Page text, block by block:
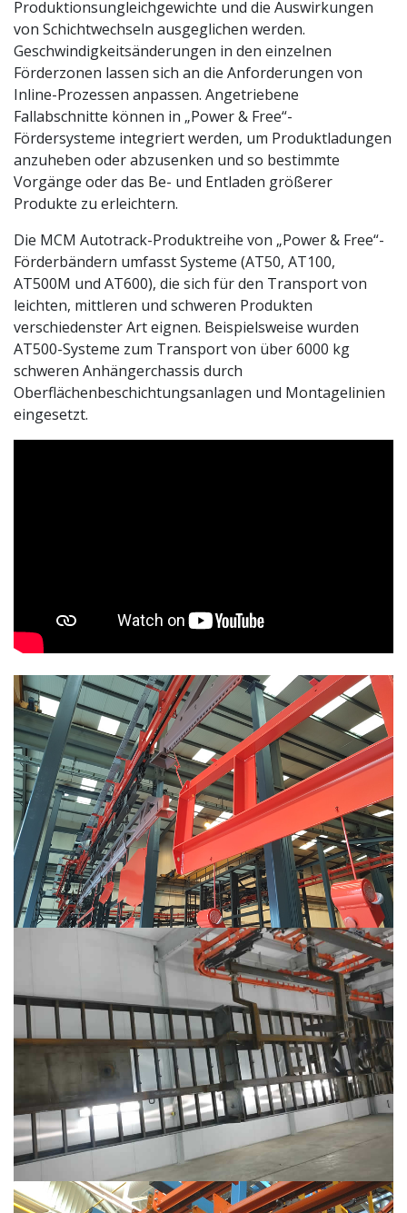
Produktionsungleichgewichte und die Auswirkungen
von Schichtwechseln ausgeglichen werden.
Geschwindigkeitsänderungen in den einzelnen
Förderzonen lassen sich an die Anforderungen von
Inline-Prozessen anpassen. Angetriebene
Fallabschnitte können in „Power & Free“-
Fördersysteme integriert werden, um Produktladungen
anzuheben oder abzusenken und so bestimmte
Vorgänge oder das Be- und Entladen größerer
Produkte zu erleichtern.
Die MCM Autotrack-Produktreihe von „Power & Free“-
Förderbändern umfasst Systeme (AT50, AT100,
AT500M und AT600), die sich für den Transport von
leichten, mittleren und schweren Produkten
verschiedenster Art eignen. Beispielsweise wurden
AT500-Systeme zum Transport von über 6000 kg
schweren Anhängerchassis durch
Oberflächenbeschichtungsanlagen und Montagelinien
eingesetzt.